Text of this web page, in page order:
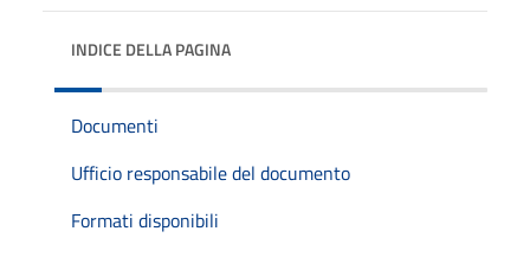
INDICE DELLA PAGINA
Documenti
Ufficio responsabile del documento
Formati disponibili